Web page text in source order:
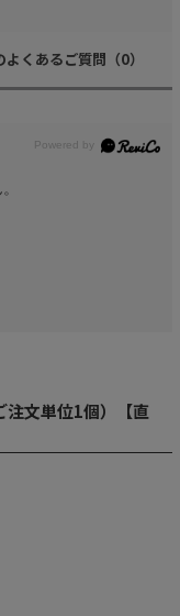
よくあるご質問 （0）
注文単位1個）【直